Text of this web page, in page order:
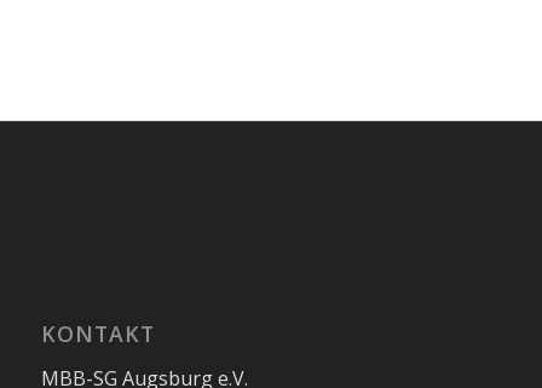
KONTAKT
MBB-SG Augsburg e.V.